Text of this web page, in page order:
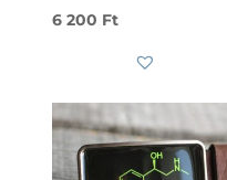
6 200 Ft